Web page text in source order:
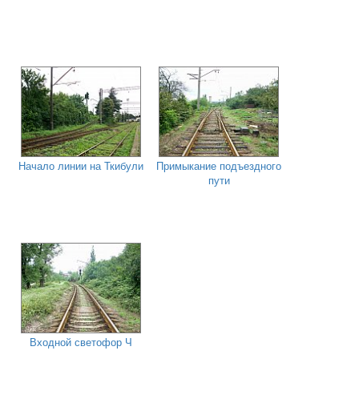
Начало линии на Ткибули
Примыкание подъездного
пути
Входной светофор Ч